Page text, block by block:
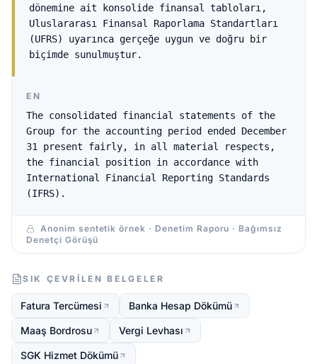
dönemine ait konsolide finansal tabloları,
Uluslararası Finansal Raporlama Standartları
(UFRS) uyarınca gerçeğe uygun ve doğru bir
biçimde sunulmuştur.
EN
The consolidated financial statements of the
Group for the accounting period ended December
31 present fairly, in all material respects,
the financial position in accordance with
International Financial Reporting Standards
(IFRS).
Anonim sentetik örnek · Denetim Raporu · Bağımsız
Denetçi Görüşü
SIK ÇEVRILEN BELGELER
Fatura Tercümesi Banka Hesap Dökümü
Maaş Bordrosu Vergi Levhası
SGK Hizmet Dökümü